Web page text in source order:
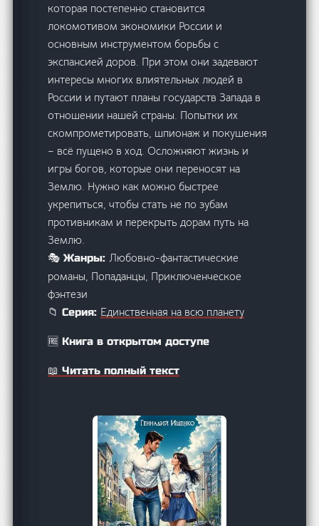
которая постепенно становится
локомотивом экономики России и
основным инструментом борьбы с
экспансией доров. При этом они задевают
интересы многих влиятельных людей в
России и путают планы государств Запада в
отношении нашей страны. Попытки их
скомпрометировать, шпионаж и покушения
– всё пущено в ход. Осложняют жизнь и
игры богов, которые они переносят на
Землю. Нужно как можно быстрее
укрепиться, чтобы стать не по зубам
противникам и перекрыть дорам путь на
Землю.
🎭 Жанры: Любовно-фантастические
романы, Попаданцы, Приключенческое
фэнтези
📁 Серия: Единственная на всю планету
🆓 Книга в открытом доступе
📖 Читать полный текст